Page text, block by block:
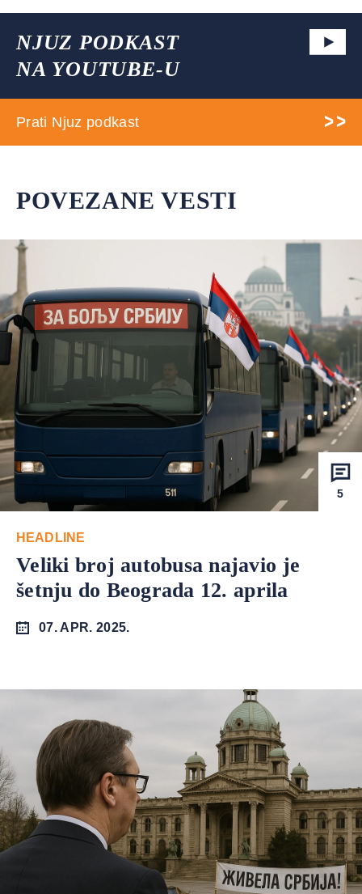
NJUZ PODKAST
NA YOUTUBE-U
Prati Njuz podkast
POVEZANE VESTI
5
HEADLINE
Veliki broj autobusa najavio je
šetnju do Beograda 12. aprila
07. APR. 2025.